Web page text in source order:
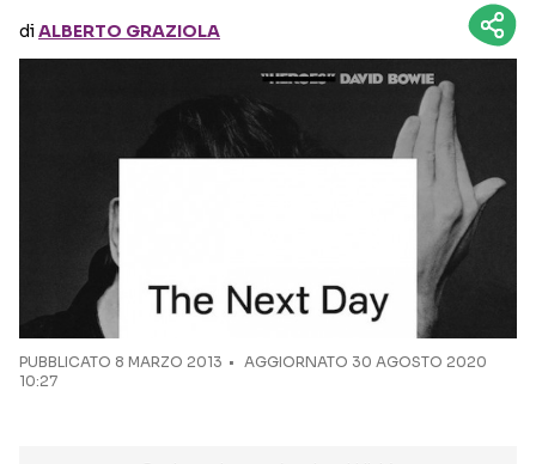
Seguici sui social
diALBERTO GRAZIOLA
PUBBLICATO 8 MARZO 2013
AGGIORNATO 30 AGOSTO 2020
10:27